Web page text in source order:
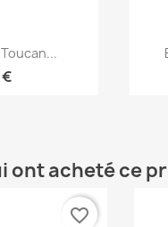
€
ont acheté ce
favorite_border